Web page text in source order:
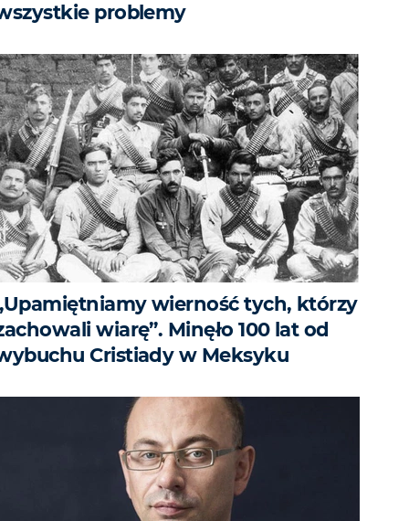
problemy
wierność tych, którzy
wiarę”. Minęło 100 lat od
Cristiady w Meksyku